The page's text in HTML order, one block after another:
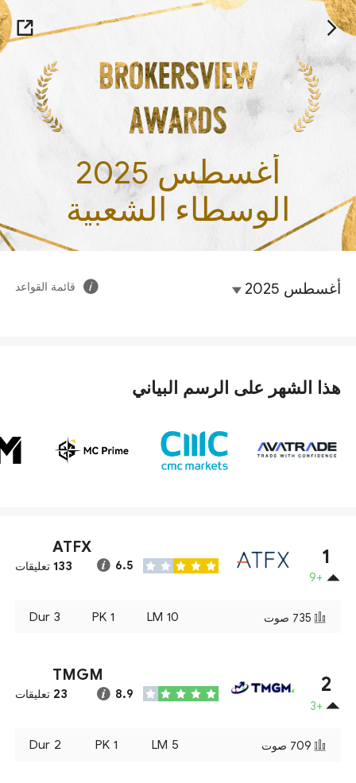
أغسطس 2025
الوسطاء الشعبية
أغسطس 2025 قائمة القواعد
هذا الشهر على الرسم البياني
1
+9
ATFX
6.5
133 تعليقات
735 صوت 10
LM
1
PK
3
Dur
2
+3
TMGM
8.9
23 تعليقات
709 صوت 5
LM
1
PK
2
Dur